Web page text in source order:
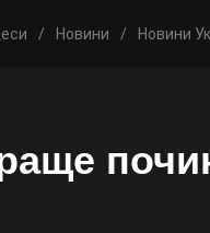
/ Новини / Новини